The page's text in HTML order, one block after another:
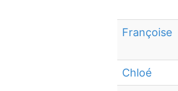
Françoise
Chloé